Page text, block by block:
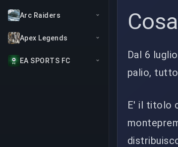
Arc Raiders
Apex Legends
EA SPORTS FC
Dal 6
palio,
E' il titolo